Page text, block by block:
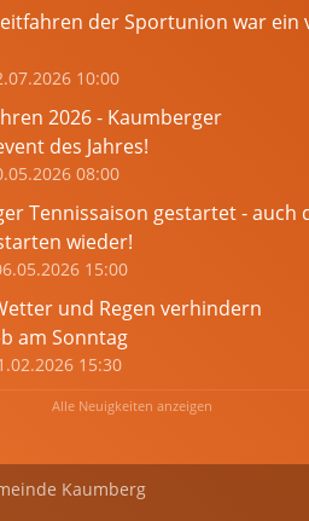
der Sportunion war ein
10:00
2026 - Kaumberger
des Jahres!
08:00
Tennissaison gestartet - auch
wieder!
15:00
und Regen verhindern
am Sonntag
15:30
Alle Neuigkeiten anzeigen
Kaumberg